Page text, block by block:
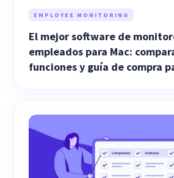
EMPLOYEE MONITORING
El mejor software de
empleados para Mac:
funciones y guía de compra